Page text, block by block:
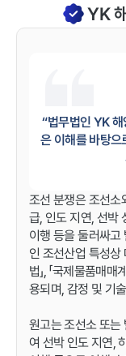
YK
“법무법인 YK 해
은 이해를 바탕
조선 분쟁은 조선소
급, 인도 지연, 선박
이행 등을 둘러싸고
인 조선산업 특성상
법」, 「국제물품매매
용되며, 감정 및 기
원고는 조선소 또는
여 선박 인도 지연,